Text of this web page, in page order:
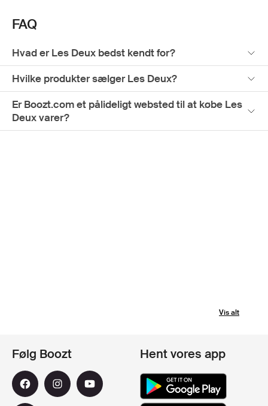
FAQ
Hvad er Les Deux bedst kendt for?
Hvilke produkter sælger Les Deux?
Er Boozt.com et pålideligt websted til at købe Les
Deux varer?
Vis alt
Følg Boozt Hent vores app